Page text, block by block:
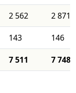
2 562 2 871
143 146
7 511 7 748